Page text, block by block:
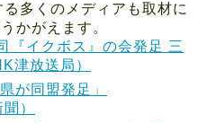
多くのメディアも取材に
かがえます。
『イクボス』の会発足 三
津放送局）
が同盟発足」
）